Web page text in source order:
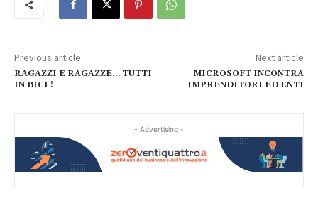
Previous article
RAGAZZI E RAGAZZE… TUTTI
IN BICI !
Next article
MICROSOFT INCONTRA
IMPRENDITORI ED ENTI
- Advertising -